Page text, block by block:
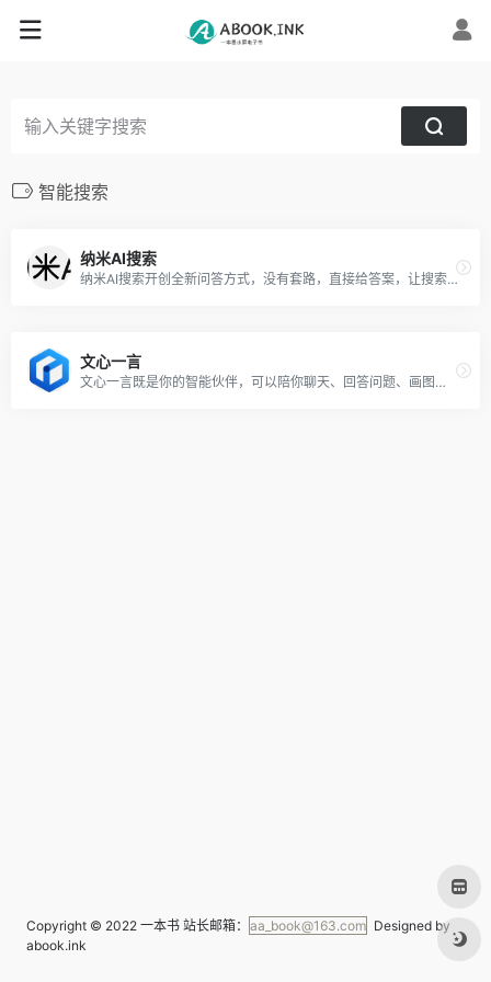
智能搜索
纳米AI搜索
纳米AI搜索开创全新问答方式，没有套路，直接给答案，让搜索变得简单直观！拍照问、语音搜、听答案，让搜索随心所欲，智慧触手可得。
文心一言
文心一言既是你的智能伙伴，可以陪你聊天、回答问题、画图识图；也是你的AI助手，可以提供灵感、撰写文案、阅读文档、智能翻译，帮你高效完成工作和学习任务。
Copyright © 2022 一本书 站长邮箱： aa_book@163.com Designed by
abook.ink